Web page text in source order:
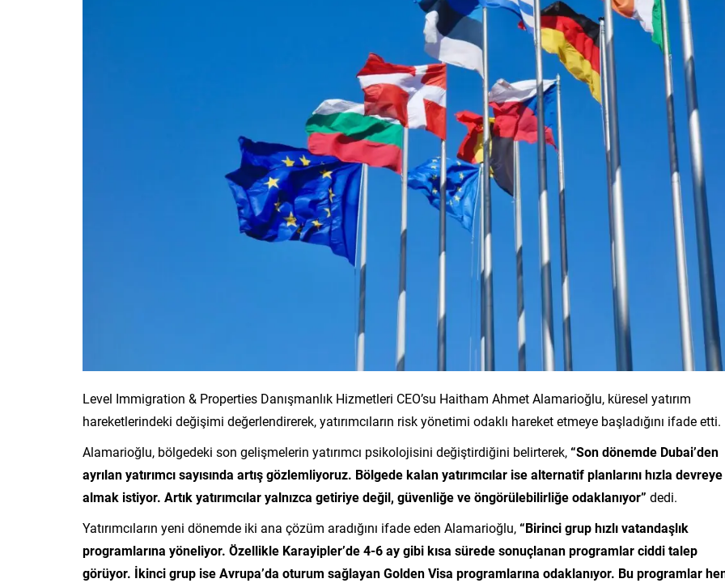
Level Immigration & Properties Danışmanlık Hizmetleri CEO’su Haitham Ahmet Alamarioğlu, küresel yatırım
hareketlerindeki değişimi değerlendirerek, yatırımcıların risk yönetimi odaklı hareket etmeye başladığını ifade etti.
Alamarioğlu, bölgedeki son gelişmelerin yatırımcı psikolojisini değiştirdiğini belirterek,“Son dönemde Dubai’den
ayrılan yatırımcı sayısında artış gözlemliyoruz. Bölgede kalan yatırımcılar ise alternatif planlarını hızla devreye
almak istiyor. Artık yatırımcılar yalnızca getiriye değil, güvenliğe ve öngörülebilirliğe odaklanıyor” dedi.
Yatırımcıların yeni dönemde iki ana çözüm aradığını ifade eden Alamarioğlu,“Birinci grup hızlı vatandaşlık
programlarına yöneliyor. Özellikle Karayipler’de 4-6 ay gibi kısa sürede sonuçlanan programlar ciddi talep
görüyor. İkinci grup ise Avrupa’da oturum sağlayan Golden Visa programlarına odaklanıyor. Bu programlar